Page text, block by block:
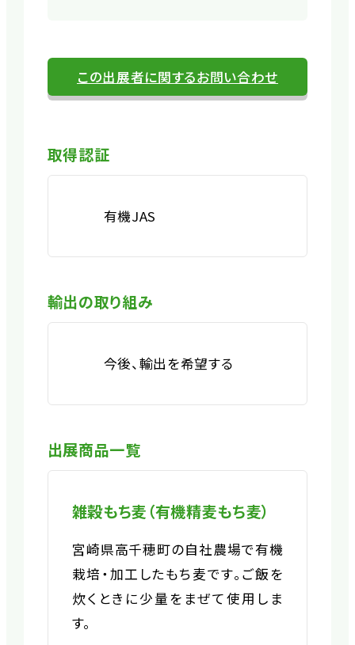
この出展者に関するお問い合わせ
取得認証
有機JAS
輸出の取り組み
今後、輸出を希望する
出展商品一覧
雑穀もち麦（有機精麦もち麦）
宮崎県高千穂町の自社農場で有機
栽培・加工したもち麦です。ご飯を
炊くときに少量をまぜて使用しま
す。